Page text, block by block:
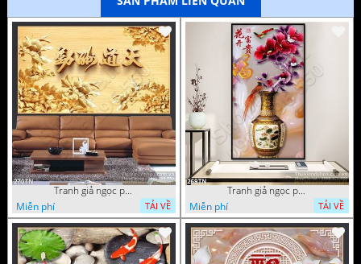
Tranh giả ngọc phù điêu ấn tượng
Miễn phí
TẢI VỀ
Tranh giả ngọc phù điêu rồng đẹp
Miễn phí
TẢI VỀ